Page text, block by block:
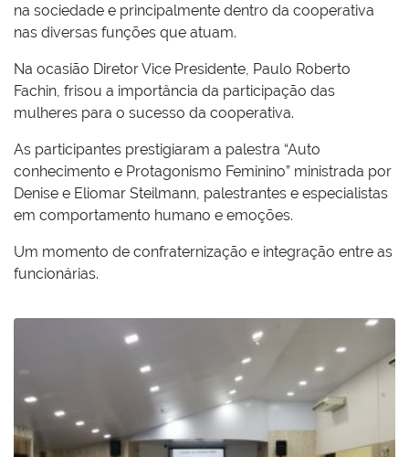
na sociedade e principalmente dentro da cooperativa
nas diversas funções que atuam.
Na ocasião Diretor Vice Presidente, Paulo Roberto
Fachin, frisou a importância da participação das
mulheres para o sucesso da cooperativa.
As participantes prestigiaram a palestra “Auto
conhecimento e Protagonismo Feminino” ministrada por
Denise e Eliomar Steilmann, palestrantes e especialistas
em comportamento humano e emoções.
Um momento de confraternização e integração entre as
funcionárias.